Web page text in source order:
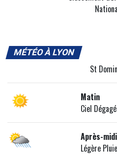
MÉTÉO À LYON
St
Matin
Ciel
Après-midi
Légère